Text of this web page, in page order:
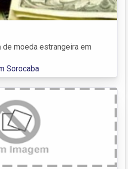
moeda estrangeira em
Sorocaba